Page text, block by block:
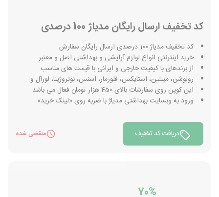
کد تخفیف ارسال رایگان مدیاژ 100 درصدی
کد تخفیف مدیاژ 100 درصدی ارسال رایگان سفارش
خرید اینترنتی انواع لوازم آرایشی و بهداشتی اصل و معتبر
از برندهای با کیفیت خارجی و ایرانی با قیمت های مناسب
رولوشن، میبلین، استايکس، فلورمار، اسنس، نوتروژینا، لورآل و...
این کوپن روی سفارشات بالای 450 هزار تومان فعال می باشد
ورود به وبسایت بهداشتی مدیاژ با ضربه روی «لینک خرید»
دریافت کد تخفیف منقضی شده
70%